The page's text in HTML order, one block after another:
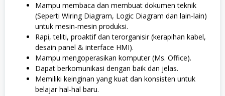
Mampu membaca dan membuat dokumen teknik
(Seperti Wiring Diagram, Logic Diagram dan lain-lain)
untuk mesin-mesin produksi.
Rapi, teliti, proaktif dan terorganisir (kerapihan kabel,
desain panel & interface HMI).
Mampu mengoperasikan komputer (Ms. Office).
Dapat berkomunikasi dengan baik dan jelas.
Memiliki keinginan yang kuat dan konsisten untuk
belajar hal-hal baru.